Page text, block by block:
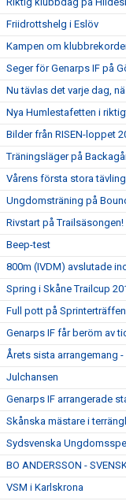
Friidrottshelg i Eslöv
Kampen om
Seger för Genarps IF på
Nu tävlas det varje dag,
Nya Humlestafetten i
Bilder från RISEN-loppet
Träningsläger på
Vårens första stora
Ungdomsträning på
Rivstart på Trailsäsongen!
Beep-test
800m (IVDM) avslutade
Spring i Skåne Trailcup
Full pott på Sprinterträffen
Genarps IF får beröm av
Årets sista arrangemang
Julchansen
Genarps IF arrangerade
Skånska mästare i
Sydsvenska
BO ANDERSSON -
VSM i Karlskrona